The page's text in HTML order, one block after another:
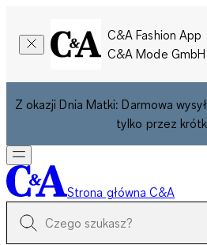
C&A Fashion App
C&A Mode GmbH
Z okazji Dnia Matki: Darmowa
tylko przez
Strona główna C&A